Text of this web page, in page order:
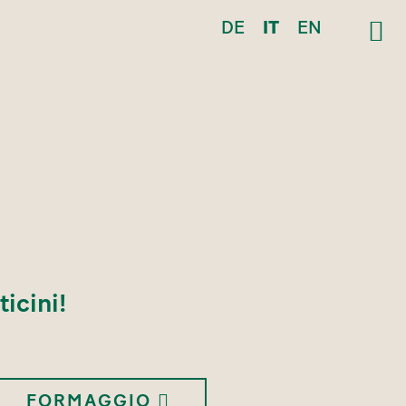
DE IT EN
FORMAGGIO